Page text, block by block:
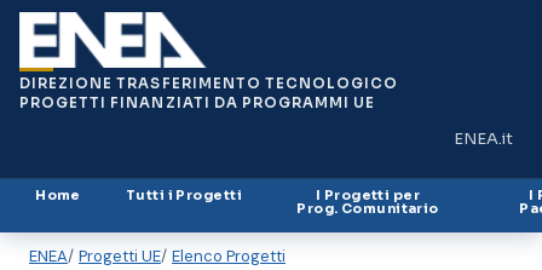
DIREZIONE TRASFERIMENTO TECNOLOGICO
PROGETTI FINANZIATI DA PROGRAMMI UE
ENEA.it
(si apre in
Home Tutti i Progetti I Progetti per
Prog. Comunitario
I
ENEA Progetti UE Elenco Progetti